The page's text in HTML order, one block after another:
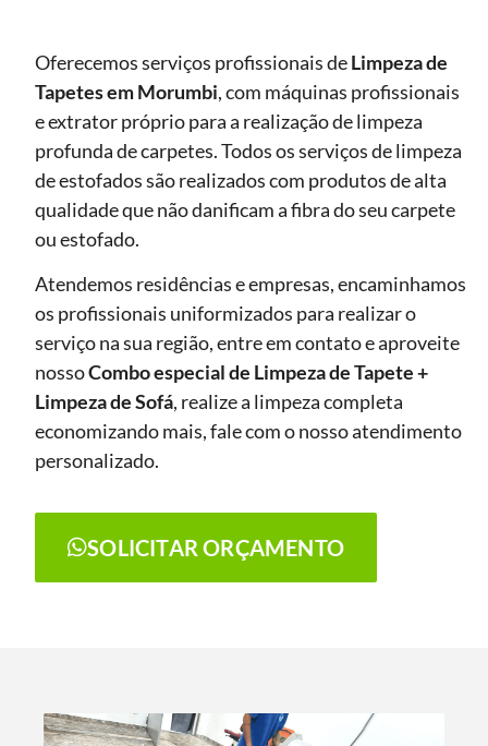
Oferecemos serviços profissionais deLimpeza de
Tapetesem Morumbi, com máquinas profissionais
e extrator próprio para a realização de limpeza
profunda de carpetes. Todos os serviços de limpeza
de estofados são realizados com produtos de alta
qualidade que não danificam a fibra do seu carpete
ou estofado.
Atendemos residências e empresas, encaminhamos
os profissionais uniformizados para realizar o
serviço na sua região, entre em contato e aproveite
nossoCombo especial de Limpeza de Tapete +
Limpeza de Sofá, realize a limpeza completa
economizando mais, fale com o nosso atendimento
personalizado.
SOLICITAR ORÇAMENTO